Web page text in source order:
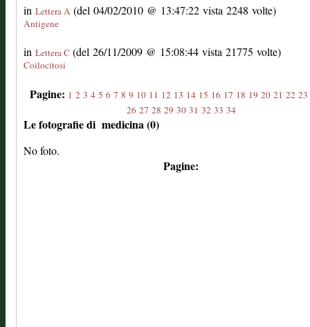
in Lettera A (del 04/02/2010 @ 13:47:22 vista 2248 volte)
Antigene
in Lettera C (del 26/11/2009 @ 15:08:44 vista 21775 volte)
Coilocitosi
Pagine: 1 2 3 4 5 6 7 8 9 10 11 12 13 14 15 16 17 18 19 20 21 22 23
26 27 28 29 30 31 32 33 34
Le fotografie di medicina (0)
No foto.
Pagine: